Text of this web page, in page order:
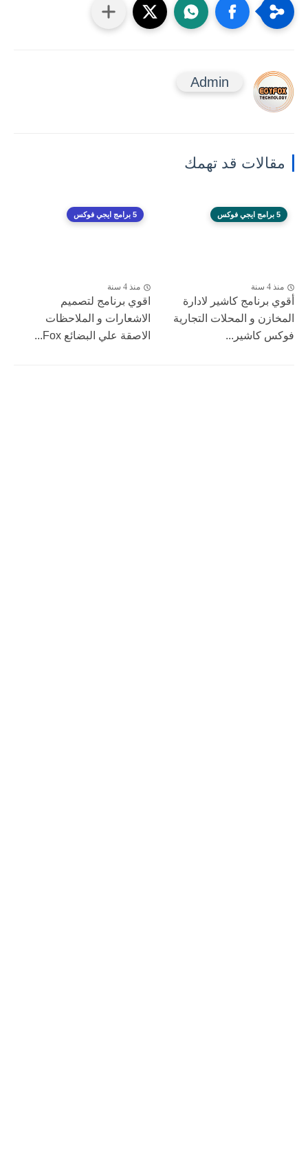
Admin
مقالات قد تهمك
5 برامج ايجي فوكس
منذ 4 سنة
أقوي برنامج كاشير لادارة
المخازن و المحلات التجارية
فوكس كاشير...
5 برامج ايجي فوكس
منذ 4 سنة
اقوي برنامج لتصميم
الاشعارات و الملاحظات
الاصقة علي البضائع Fox...